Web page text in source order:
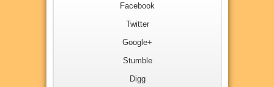
Facebook
Twitter
Google+
Stumble
Digg